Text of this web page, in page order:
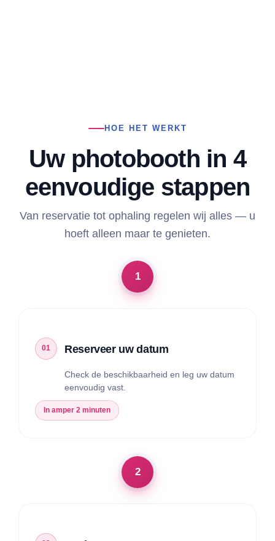
HOE HET WERKT
Uw photobooth in 4
eenvoudige stappen
Van reservatie tot ophaling regelen wij alles — u
hoeft alleen maar te genieten.
Reserveer uw datum
Check de beschikbaarheid en leg uw datum
eenvoudig vast.
In amper 2 minuten